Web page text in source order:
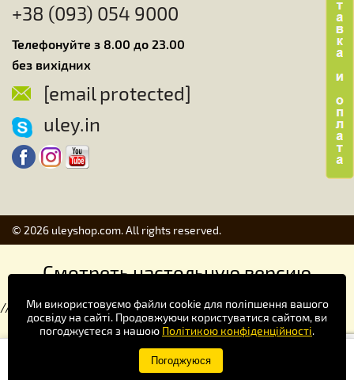
+38 (093) 054 9000
Телефонуйте з 8.00 до 23.00
без вихідних
[email protected]
uley.in
© 2026 uleyshop.com. All rights reserved.
Ми використовуємо файли cookie для поліпшення вашого
досвіду на сайті. Продовжуючи користуватися сайтом, ви
погоджуєтеся з нашою Політикою конфіденційності.
Погоджуюся
Смотреть настольную версию
//
Купуй зручніше в додатку!